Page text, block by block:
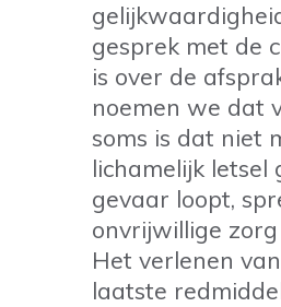
gesprek met de
is over de
noemen we dat
soms is dat niet
lichamelijk letsel
gevaar loopt,
onvrijwillige
Het verlenen
laatste